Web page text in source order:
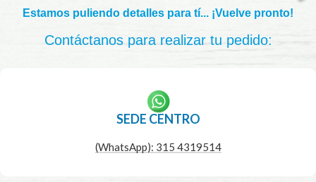
Estamos puliendo detalles para tí... ¡Vuelve pronto!
Contáctanos para realizar tu pedido:
SEDE CENTRO
(WhatsApp): 315 4319514